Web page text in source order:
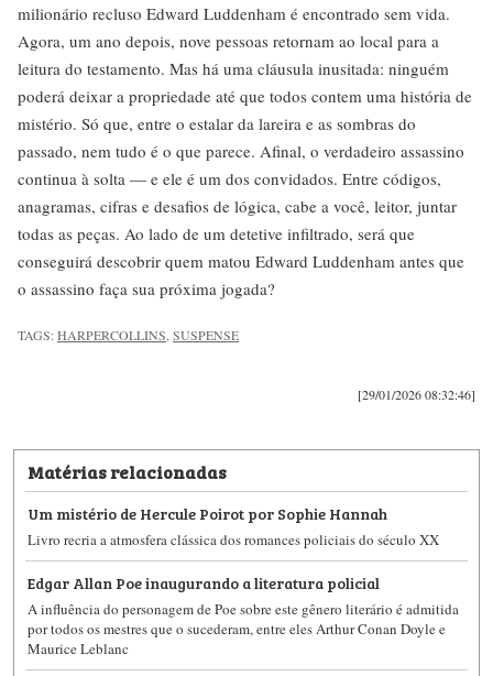
milionário recluso Edward Luddenham é encontrado sem vida.
Agora, um ano depois, nove pessoas retornam ao local para a
leitura do testamento. Mas há uma cláusula inusitada: ninguém
poderá deixar a propriedade até que todos contem uma história de
mistério. Só que, entre o estalar da lareira e as sombras do
passado, nem tudo é o que parece. Afinal, o verdadeiro assassino
continua à solta — e ele é um dos convidados. Entre códigos,
anagramas, cifras e desafios de lógica, cabe a você, leitor, juntar
todas as peças. Ao lado de um detetive infiltrado, será que
conseguirá descobrir quem matou Edward Luddenham antes que
o assassino faça sua próxima jogada?
TAGS:HARPERCOLLINS SUSPENSE
[29/01/2026 08:32:46]
Matérias relacionadas
Um mistério de Hercule Poirot por Sophie Hannah
Livro recria a atmosfera clássica dos romances policiais do século XX
Edgar Allan Poe inaugurando a literatura policial
A influência do personagem de Poe sobre este gênero literário é admitida
por todos os mestres que o sucederam, entre eles Arthur Conan Doyle e
Maurice Leblanc